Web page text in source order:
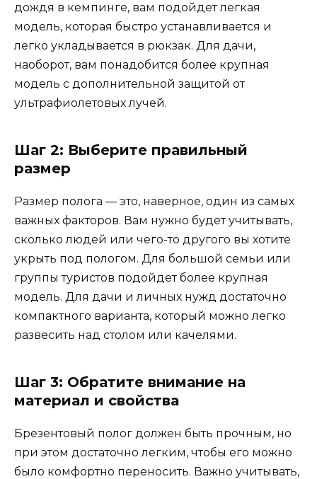
дождя в кемпинге, вам подойдет легкая
модель, которая быстро устанавливается и
легко укладывается в рюкзак. Для дачи,
наоборот, вам понадобится более крупная
модель с дополнительной защитой от
ультрафиолетовых лучей.
Шаг 2: Выберите правильный
размер
Размер полога — это, наверное, один из самых
важных факторов. Вам нужно будет учитывать,
сколько людей или чего-то другого вы хотите
укрыть под пологом. Для большой семьи или
группы туристов подойдет более крупная
модель. Для дачи и личных нужд достаточно
компактного варианта, который можно легко
развесить над столом или качелями.
Шаг 3: Обратите внимание на
материал и свойства
Брезентовый полог должен быть прочным, но
при этом достаточно легким, чтобы его можно
было комфортно переносить. Важно учитывать,